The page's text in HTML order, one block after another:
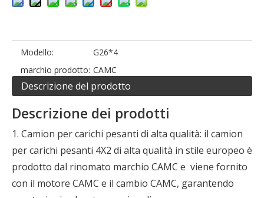
Modello:
G26*4
marchio prodotto: CAMC
Descrizione del prodotto
Descrizione dei prodotti
1. Camion per carichi pesanti di alta qualità: il camion
per carichi pesanti 4X2 di alta qualità in stile europeo è
prodotto dal rinomato marchio CAMC e viene fornito
con il motore CAMC e il cambio CAMC, garantendo